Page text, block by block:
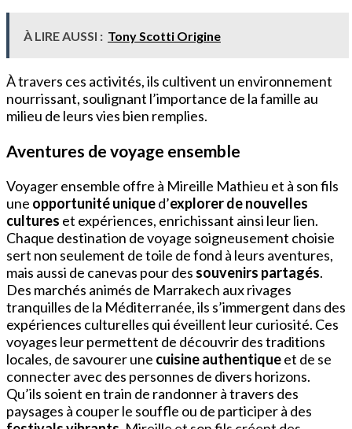
À LIRE AUSSI : Tony Scotti Origine
À travers ces activités, ils cultivent un environnement
nourrissant, soulignant l’importance de la famille au
milieu de leurs vies bien remplies.
Aventures de voyage ensemble
Voyager ensemble offre à Mireille Mathieu et à son fils
une opportunité uniqued’explorer de nouvelles
cultures et expériences, enrichissant ainsi leur lien.
Chaque destination de voyage soigneusement choisie
sert non seulement de toile de fond à leurs aventures,
mais aussi de canevas pour des souvenirs partagés.
Des marchés animés de Marrakech aux rivages
tranquilles de la Méditerranée, ils s’immergent dans des
expériences culturelles qui éveillent leur curiosité. Ces
voyages leur permettent de découvrir des traditions
locales, de savourer une cuisine authentiqueet de se
connecter avec des personnes de divers horizons.
Qu’ils soient en train de randonner à travers des
paysages à couper le souffle ou de participer à des